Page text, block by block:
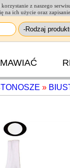
z naszego
na ich użycie oraz
»